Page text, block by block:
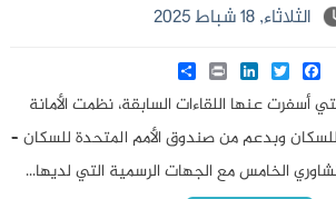
الثلاثاء, 18 شباط 2025
Facebook
Twitter
LinkedIn
Print
أسفرت عنها اللقاءات السابقة، نظمت الأمانة
وبدعم من صندوق الأمم المتحدة للسكان –
الخامس مع الجهات الرسمية التي لديها...